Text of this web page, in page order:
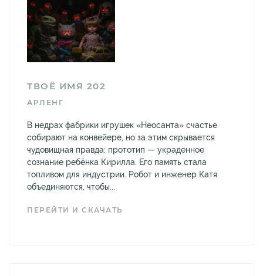
ТВОЁ ИМЯ 202
АРЛЕНГ
В недрах фабрики игрушек «Неосанта» счастье
собирают на конвейере, но за этим скрывается
чудовищная правда: прототип — украденное
сознание ребёнка Кирилла. Его память стала
топливом для индустрии. Робот и инженер Катя
объединяются, чтобы...
ПЕРЕЙТИ И СКАЧАТЬ